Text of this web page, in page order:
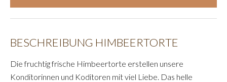
BESCHREIBUNG HIMBEERTORTE
Die fruchtig frische Himbeertorte erstellen unsere
Konditorinnen und Koditoren mit viel Liebe. Das helle